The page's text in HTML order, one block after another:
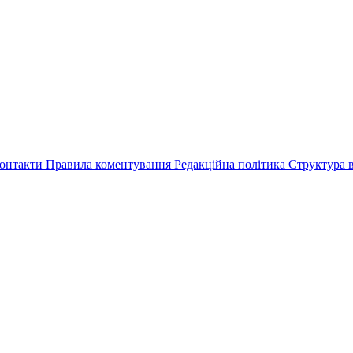
Правила коментування Редакційна політика Структура